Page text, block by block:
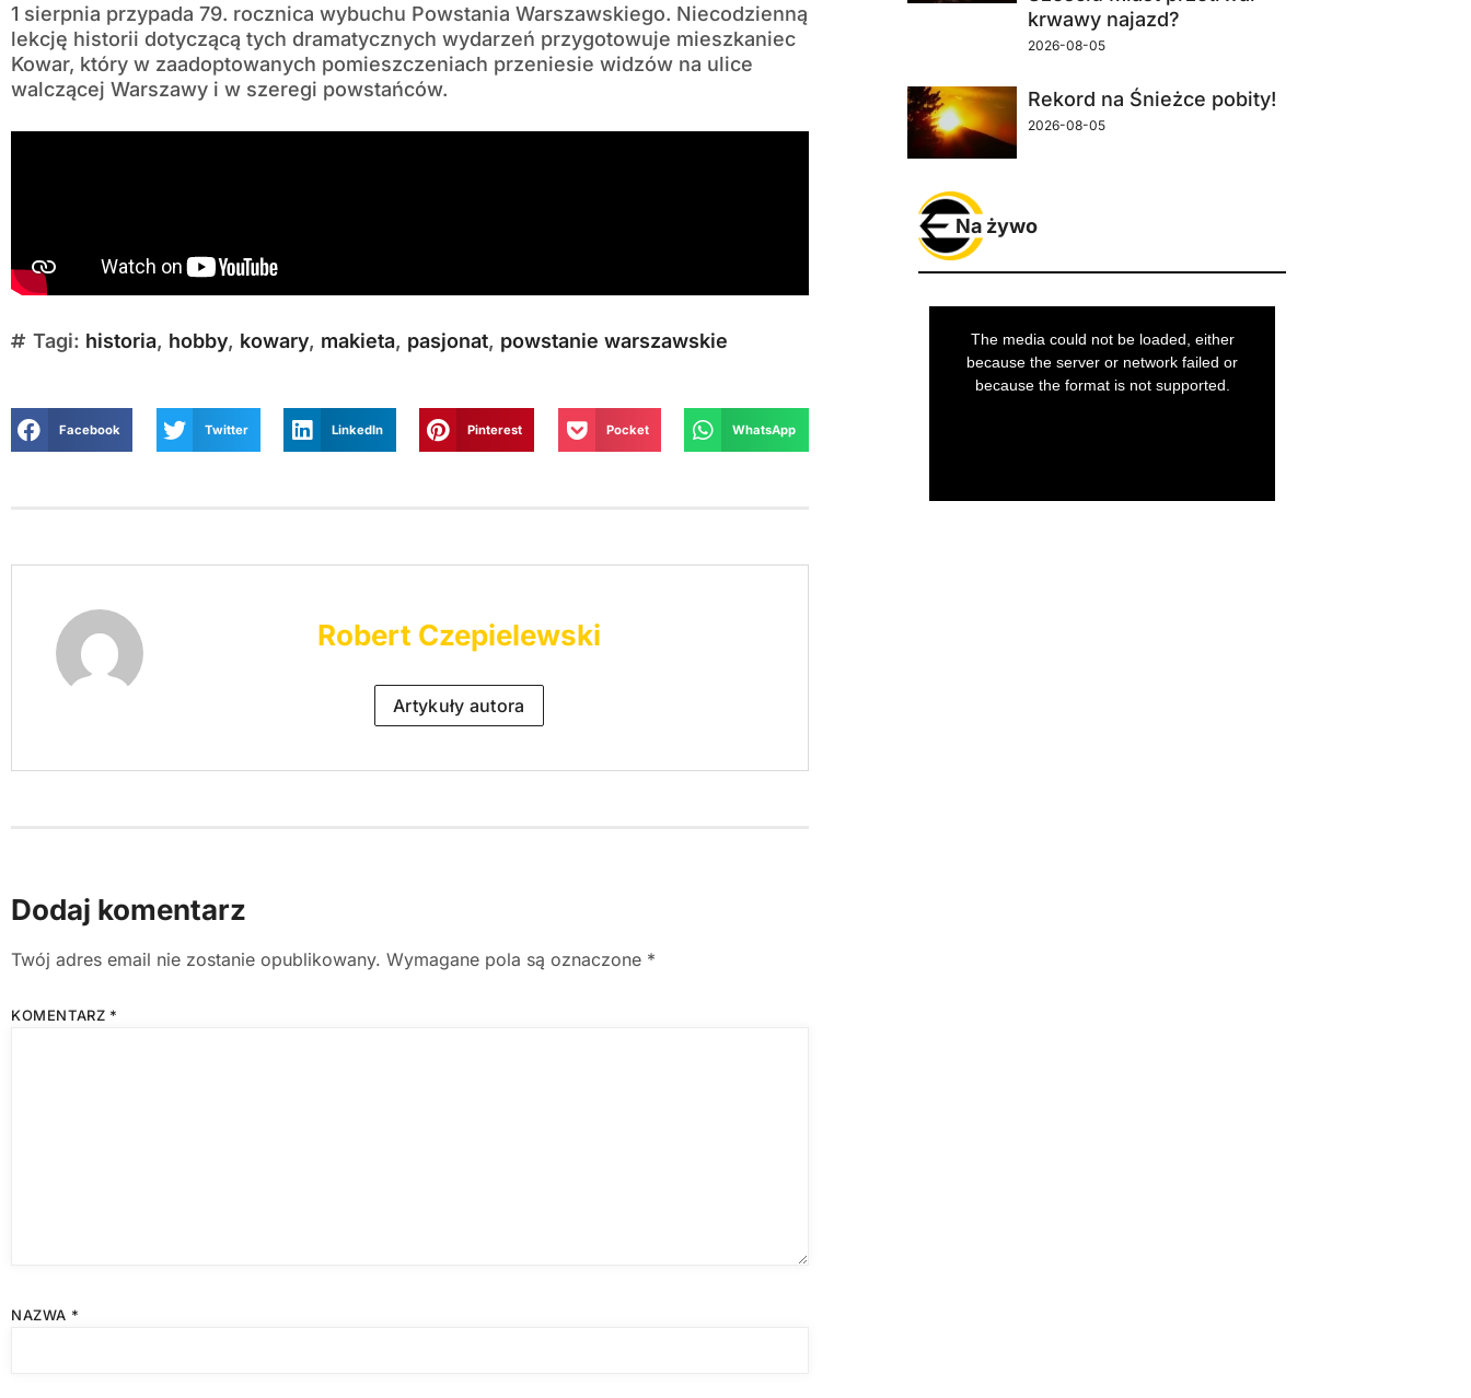
1 sierpnia przypada 79. rocznica wybuchu Powstania Warszawskiego. Niecodzienną
lekcję historii dotyczącą tych dramatycznych wydarzeń przygotowuje mieszkaniec
Kowar, który w zaadoptowanych pomieszczeniach przeniesie widzów na ulice
walczącej Warszawy i w szeregi powstańców.
Tagi: historia, hobby, kowary, makieta, pasjonat, powstanie warszawskie
Facebook Twitter LinkedIn Pinterest Pocket WhatsApp
Robert Czepielewski
Artykuły autora
Dodaj komentarz
Twój adres email nie zostanie opublikowany. Wymagane pola są oznaczone *
KOMENTARZ *
NAZWA *
krwawy najazd?
2026-08-05
Rekord na Śnieżce pobity!
2026-08-05
Na żywo